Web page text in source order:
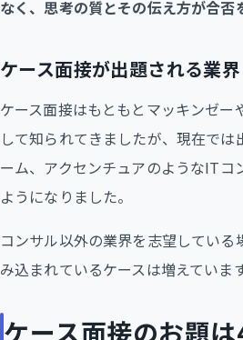
なく、思考の質とその伝え方が合否
ケース面接が出題される業
ケース面接はもともとマッキンゼー
して知られてきましたが、現在で
ーム、アクセンチュアのようなITコ
ようになりました。
コンサル以外の業界を志望している
み込まれているケースは増えていま
ケース面接のお題